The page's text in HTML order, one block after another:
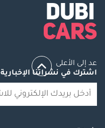
عد إلى الأعلى
اشترك في نشراتنا الإخبارية